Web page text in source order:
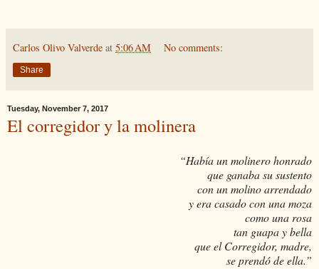
Carlos Olivo Valverde at 5:06 AM No comments:
Share
Tuesday, November 7, 2017
El corregidor y la molinera
“Había un molinero honrado
que ganaba su sustento
con un molino arrendado
y era casado con una moza
como una rosa
tan guapa y bella
que el Corregidor, madre,
se prendó de ella.”